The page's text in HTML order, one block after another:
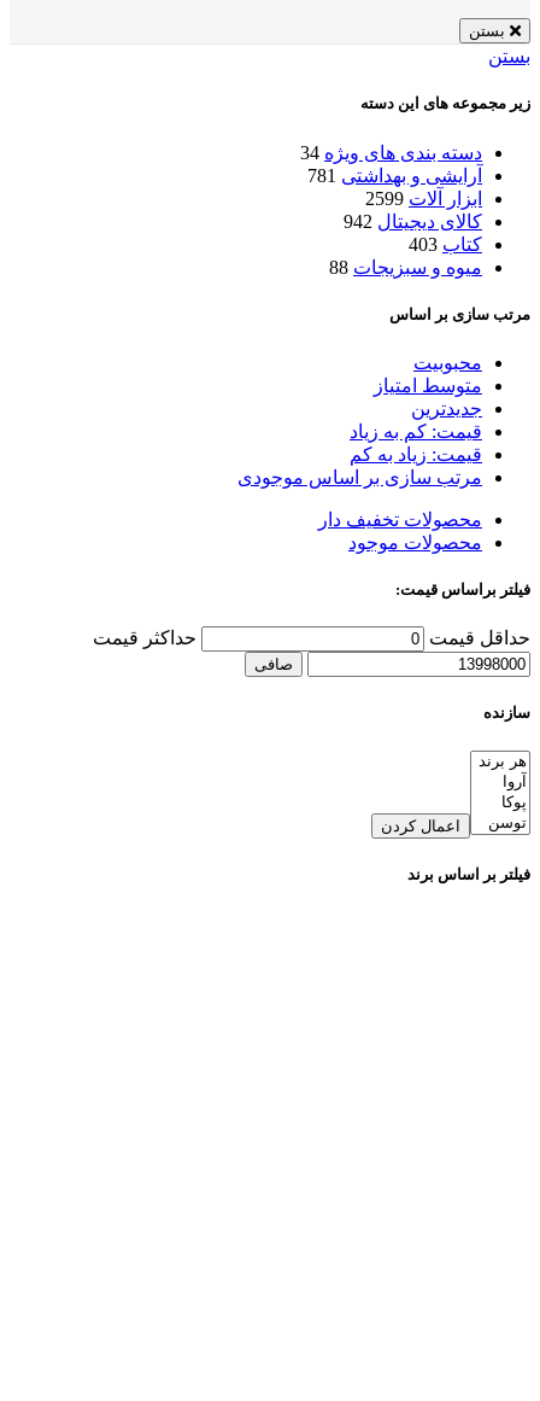
بستن
بستن
زیر مجموعه های این دسته
دسته بندی های ویژه 34
آرایشی و بهداشتی 781
ابزار آلات 2599
کالای دیجیتال 942
کتاب 403
میوه و سبزیجات 88
مرتب سازی بر اساس
محبوبیت
متوسط امتیاز
جدیدترین
قیمت: کم به زیاد
قیمت: زیاد به کم
مرتب سازی بر اساس موجودی
محصولات تخفیف دار
محصولات موجود
فیلتر براساس قیمت:
حداقل قیمت حداكثر قيمت
صافی
سازنده
اعمال کردن
فیلتر بر اساس برند